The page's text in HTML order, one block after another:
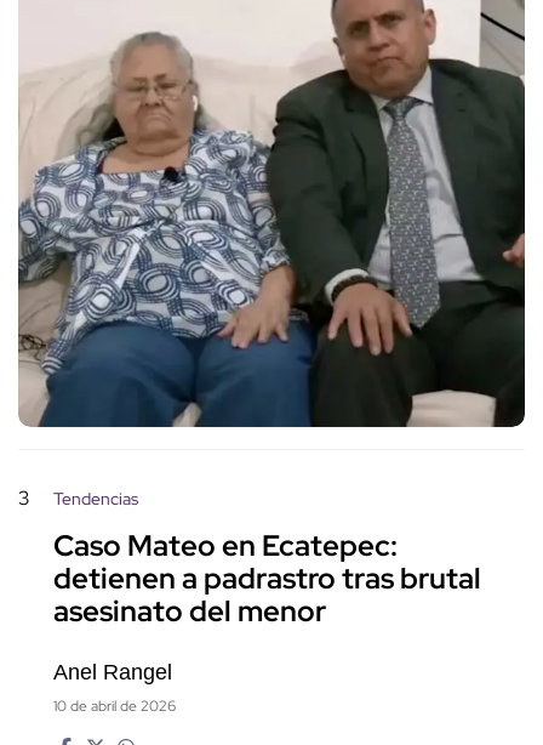
3 Tendencias
Caso Mateo en Ecatepec:
detienen a padrastro tras brutal
asesinato del menor
Anel Rangel
10 de abril de 2026